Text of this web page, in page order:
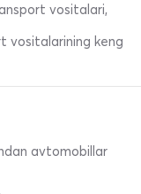
vositalari,
vositalarining keng
avtomobillar